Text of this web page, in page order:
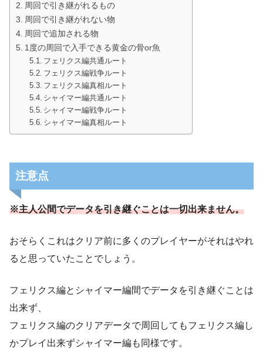
周回で引き継がれるもの
周回で引き継がれない物
周回で追加される物
1度の周回で入手できる黄金の骨or魚
フェリクス編共通ルート
フェリクス編戦争ルート
フェリクス編真相ルート
シャイマー編共通ルート
シャイマー編戦争ルート
シャイマー編真相ルート
注意点
※主人公間でデータを引き継ぐことは一切出来ません。
おそらくこれはクリア前に多くのプレイヤーがそれはやれ
ると思っていたことでしょう。
フェリクス編とシャイマー編間でデータを引き継ぐことは
出来ず、
フェリクス編のクリアデータで周回してもフェリクス編し
かプレイ出来ずシャイマー編も同様です。